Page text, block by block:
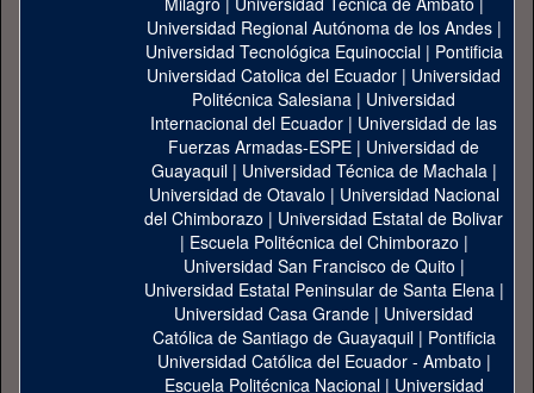
Universidad Regional Autónoma de los Andes|
Universidad Tecnológica Equinoccial| Pontificia
Universidad Catolica del Ecuador | Universidad
Politécnica Salesiana | Universidad
Internacional del Ecuador | Universidad de las
Fuerzas Armadas-ESPE | Universidad de
Guayaquil| Universidad Técnica de Machala|
Universidad de Otavalo | Universidad Nacional
del Chimborazo | Universidad Estatal de Bolivar
| Escuela Politécnica del Chimborazo |
Universidad San Francisco de Quito |
Universidad Estatal Peninsular de Santa Elena|
Universidad Casa Grande | Universidad
Católica de Santiago de Guayaquil| Pontificia
Universidad Católica del Ecuador - Ambato |
Escuela Politécnica Nacional| Universidad